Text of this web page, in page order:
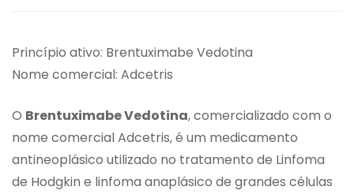
Princípio ativo: Brentuximabe Vedotina
Nome comercial: Adcetris
O Brentuximabe Vedotina, comercializado com o
nome comercial Adcetris, é um medicamento
antineoplásico utilizado no tratamento de Linfoma
de Hodgkin e linfoma anaplásico de grandes células